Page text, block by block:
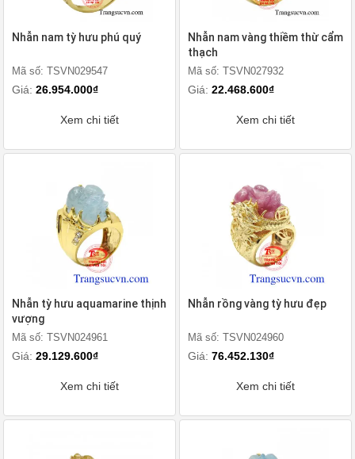
Nhẫn nam tỳ hưu phú quý
Mã số: TSVN029547
Giá: 26.954.000₫
Xem chi tiết
Nhẫn nam vàng thiềm thừ cẩm
thạch
Mã số: TSVN027932
Giá: 22.468.600₫
Xem chi tiết
Nhẫn tỳ hưu aquamarine thịnh
vượng
Mã số: TSVN024961
Giá: 29.129.600₫
Xem chi tiết
Nhẫn rồng vàng tỳ hưu đẹp
Mã số: TSVN024960
Giá: 76.452.130₫
Xem chi tiết